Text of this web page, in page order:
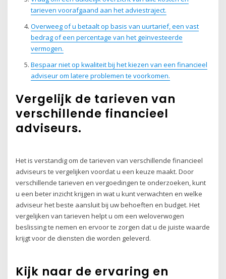
tarieven voorafgaand aan het adviestraject.
Overweeg of u betaalt op basis van uurtarief, een vast
bedrag of een percentage van het geïnvesteerde
vermogen.
Bespaar niet op kwaliteit bij het kiezen van een financieel
adviseur om latere problemen te voorkomen.
Vergelijk de tarieven van
verschillende financieel
adviseurs.
Het is verstandig om de tarieven van verschillende financieel
adviseurs te vergelijken voordat u een keuze maakt. Door
verschillende tarieven en vergoedingen te onderzoeken, kunt
u een beter inzicht krijgen in wat u kunt verwachten en welke
adviseur het beste aansluit bij uw behoeften en budget. Het
vergelijken van tarieven helpt u om een weloverwogen
beslissing te nemen en ervoor te zorgen dat u de juiste waarde
krijgt voor de diensten die worden geleverd.
Kijk naar de ervaring en